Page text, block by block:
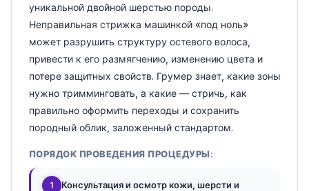
уникальной двойной шерстью породы.
Неправильная стрижка машинкой «под ноль»
может разрушить структуру остевого волоса,
привести к его размягчению, изменению цвета и
потере защитных свойств. Грумер знает, какие зоны
нужно тримминговать, а какие — стричь, как
правильно оформить переходы и сохранить
породный облик, заложенный стандартом.
ПОРЯДОК ПРОВЕДЕНИЯ ПРОЦЕДУРЫ:
1
Консультация и осмотр кожи, шерсти и